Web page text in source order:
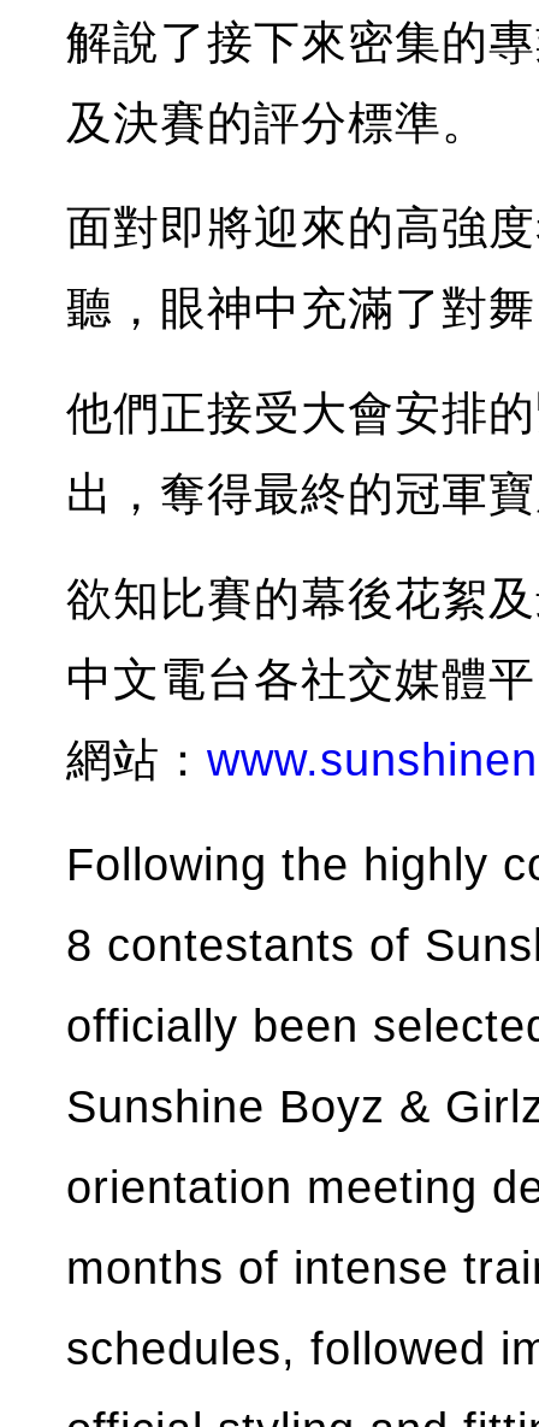
解說了接下來密集的
及決賽的評分標準。
面對即將迎來的高強
聽，眼神中充滿了對
他們正接受大會安排
出，奪得最終的冠軍
欲知比賽的幕後花絮
中文電台各社交媒體
網站：
Following the highly
8 contestants of
officially been
Sunshine Boyz &
orientation meeting
months of intense
schedules, followed